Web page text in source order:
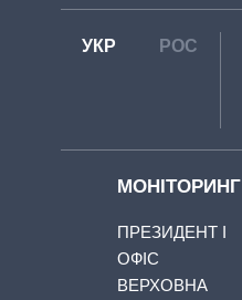
УКР РОС
МОНІТОРИНГ
ПРЕЗИДЕНТ І
ОФІС
ВЕРХОВНА